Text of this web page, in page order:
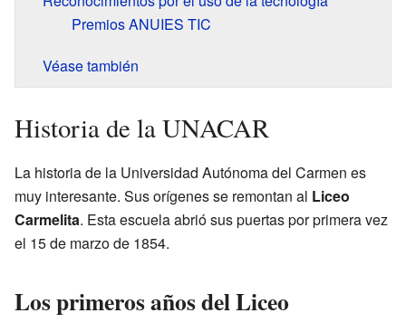
Premios ANUIES TIC
Véase también
Historia de la UNACAR
La historia de la Universidad Autónoma del Carmen es
muy interesante. Sus orígenes se remontan al Liceo
Carmelita. Esta escuela abrió sus puertas por primera vez
el 15 de marzo de 1854.
Los primeros años del Liceo